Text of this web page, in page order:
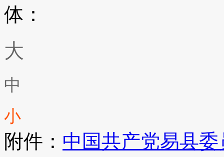
体：
大
中
小
附件： 中国共产党易县